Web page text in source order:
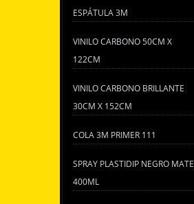
ESPÁTULA 3M
VINILO CARBONO 50CM X
122CM
VINILO CARBONO BRILLANTE
30CM X 152CM
COLA 3M PRIMER 111
SPRAY PLASTIDIP NEGRO MATE
400ML